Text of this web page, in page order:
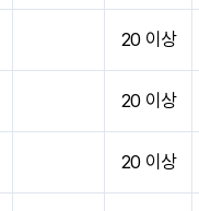
20 이상
20 이상
20 이상